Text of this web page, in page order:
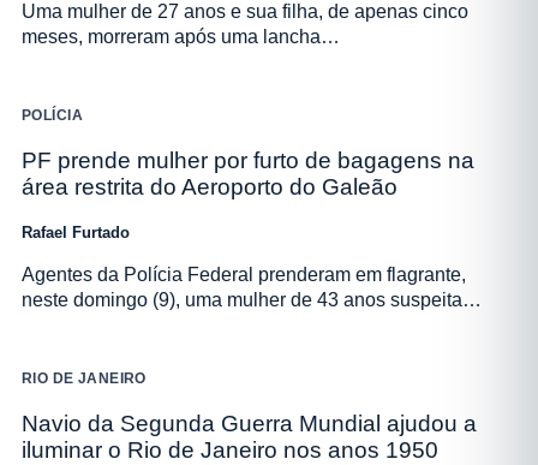
Uma mulher de 27 anos e sua filha, de apenas cinco
meses, morreram após uma lancha…
POLÍCIA
PF prende mulher por furto de bagagens na
área restrita do Aeroporto do Galeão
Rafael Furtado
Agentes da Polícia Federal prenderam em flagrante,
neste domingo (9), uma mulher de 43 anos suspeita…
RIO DE JANEIRO
Navio da Segunda Guerra Mundial ajudou a
iluminar o Rio de Janeiro nos anos 1950